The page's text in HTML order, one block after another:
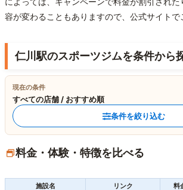
容が変わることもありますので、公式サイトで
仁川駅のスポーツジムを条件から
現在の条件
すべての店舗 / おすすめ順
条件を絞り込む
料金・体験・特徴を比べる
施設名
リンク 料